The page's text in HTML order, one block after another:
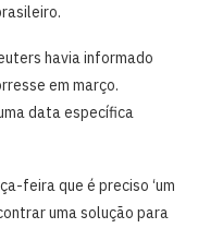
havia informado
em março.
‍data específica
feira que ‌é preciso ‘um
‍uma solução para